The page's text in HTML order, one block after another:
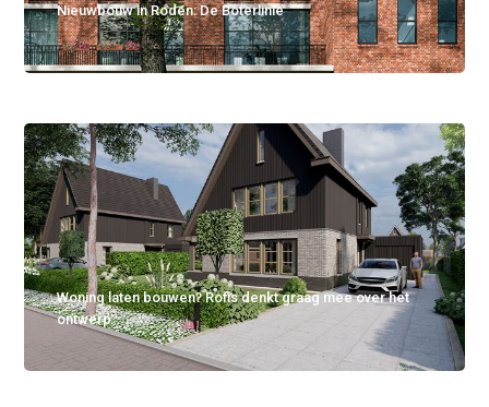
Nieuwbouw in Roden: De Boterlinie
Woning laten bouwen? Rofis denkt graag mee over het
ontwerp